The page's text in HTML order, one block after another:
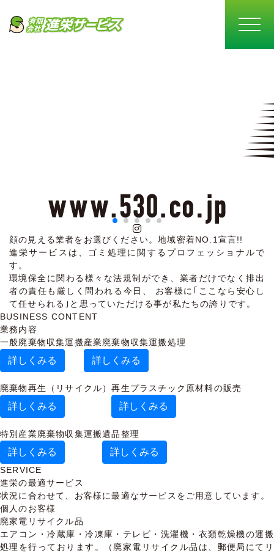
顔の見える業者をお選びください。地域密着NO.1宣言!!
進栄サービスは、ゴミ処理に関するプロフェッショナルで
す。
環境保全に関わる様々な法規制ができ、業者だけでなく排出
者の責任も厳しく問われる今日、 お客様に｢ここなら安心し
て任せられる｣と思っていただける事が私たちの誇りです。
BUSINESS CONTENT
業務内容
一般廃棄物収集運搬
詳しくみる
産業廃棄物収集運搬処理
詳しくみる
廃棄物再生 （リサイクル）
詳しくみる
再生プラスチック原材料の販売
詳しくみる
特別産業廃棄物収集運搬
詳しくみる
遺品整理
詳しくみる
SERVICE
進栄の最適サービス
状況に合わせて、お客様に最適なサービスをご用意しています。
個人のお客様
廃家電リサイクル品
エアコン・冷蔵庫・冷凍庫・テレビ・洗濯機・衣類乾燥機の運搬
処理を行っております。（廃家電リサイクル品は、郵便局にてリ